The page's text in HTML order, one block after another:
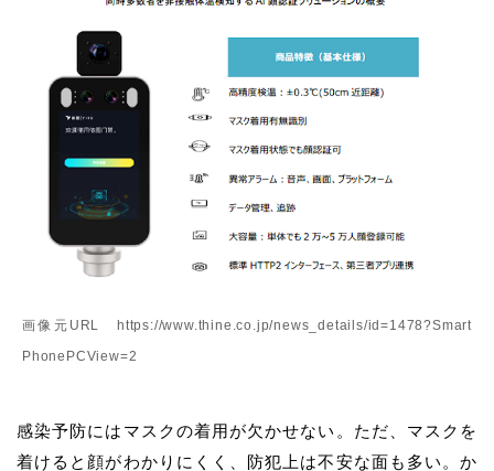
画像元URL https://www.thine.co.jp/news_details/id=1478?Smart
PhonePCView=2
感染予防にはマスクの着用が欠かせない。ただ、マスクを
着けると顔がわかりにくく、防犯上は不安な面も多い。か